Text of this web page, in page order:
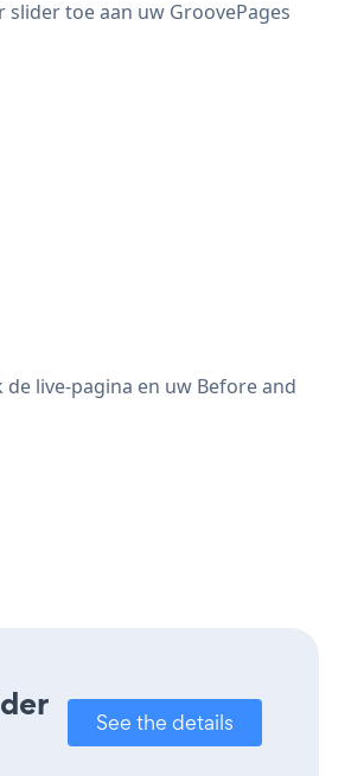
toe aan uw GroovePages
live-pagina en uw Before and
See the details